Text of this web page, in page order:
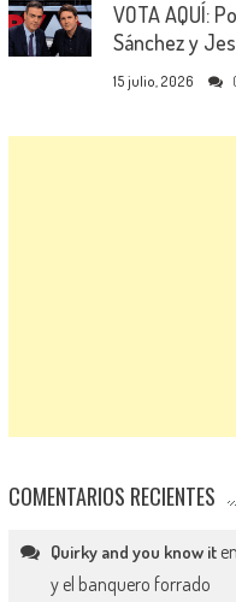
VOTA AQUÍ:
Sánchez y
15 julio, 2026
COMENTARIOS RECIENTES
Quirky and you know iten
y el banquero forrado